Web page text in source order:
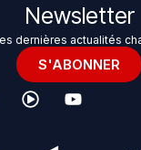
Newsletter
dernières actualités
S'ABONNER